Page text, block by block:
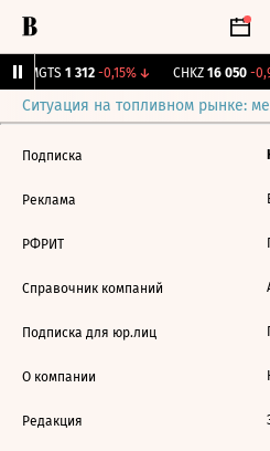
MGTS 1 312 -0,15%↓ CHKZ 16 050 -
Ситуация на топливном рынке:
Подписка
Реклама
РФРИТ
Справочник компаний
Подписка для юр.лиц
О компании
Редакция